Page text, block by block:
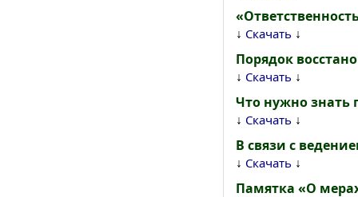
↓ Скачать ↓
Порядок
↓ Скачать ↓
Что нужно знать
↓ Скачать ↓
В связи с
↓ Скачать ↓
Памятка «О